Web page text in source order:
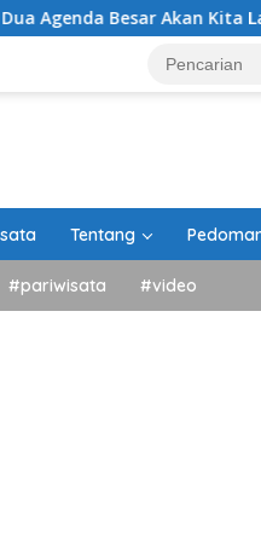
Akan Kita Laksanakan
Tentang
#pariwisata #video